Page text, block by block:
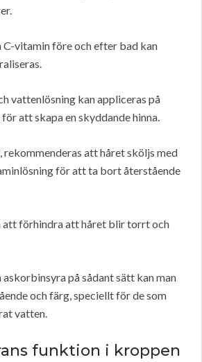
C-vitamin före och efter bad kan
vattenlösning kan appliceras på
att skapa en skyddande hinna.
rekommenderas att håret sköljs med
för att ta bort återstående
att förhindra att håret blir torrt och
askorbinsyra på sådant sätt kan man
och färg, speciellt för de som
vatten.
funktion i kroppen